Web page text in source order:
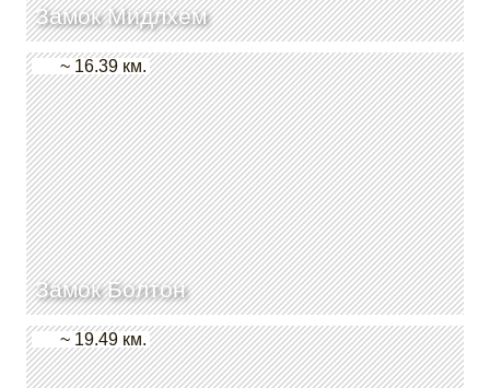
Замок Мидлхем
Замок Болтон
~ 16.39 км.
~ 19.49 км.